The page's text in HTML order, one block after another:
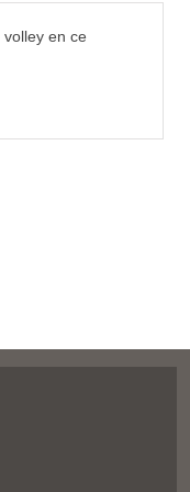
en ce